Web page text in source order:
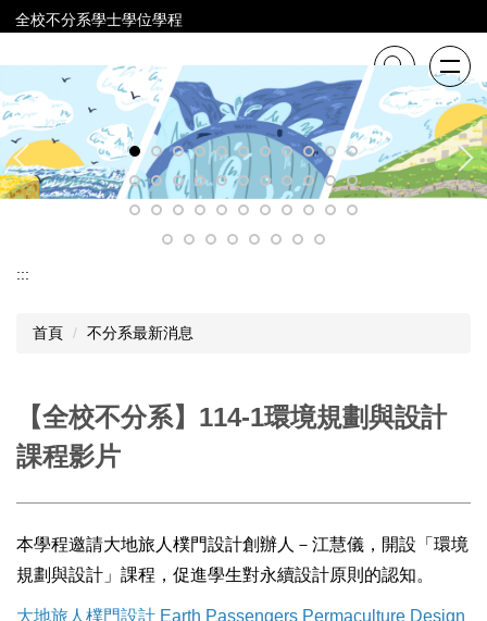
跳
到
內
容
區
全校不分系學士學位學程
:::
首頁 不分系最新消息
【全校不分系】114-1環境規劃與設計
課程影片
本學程邀請大地旅人樸門設計創辦人－江慧儀，開設「環境
規劃與設計」課程，促進學生對永續設計原則的認知。
大地旅人樸門設計 Earth Passengers Permaculture Design